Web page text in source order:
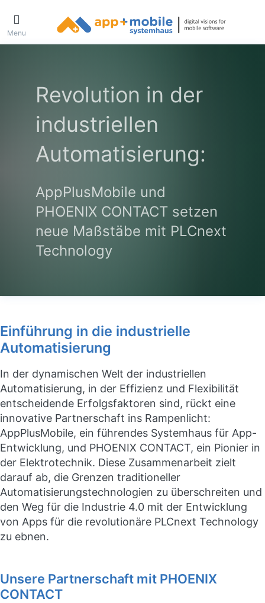
Menu
Revolution in der
industriellen
Automatisierung:
AppPlusMobile und
PHOENIX CONTACT setzen
neue Maßstäbe mit PLCnext
Technology
Einführung in die industrielle
Automatisierung
In der dynamischen Welt der industriellen
Automatisierung, in der Effizienz und Flexibilität
entscheidende Erfolgsfaktoren sind, rückt eine
innovative Partnerschaft ins Rampenlicht:
AppPlusMobile, ein führendes Systemhaus für App-
Entwicklung, und PHOENIX CONTACT, ein Pionier in
der Elektrotechnik. Diese Zusammenarbeit zielt
darauf ab, die Grenzen traditioneller
Automatisierungstechnologien zu überschreiten und
den Weg für die Industrie 4.0 mit der Entwicklung
von Apps für die revolutionäre PLCnext Technology
zu ebnen.
Unsere Partnerschaft mit PHOENIX
CONTACT